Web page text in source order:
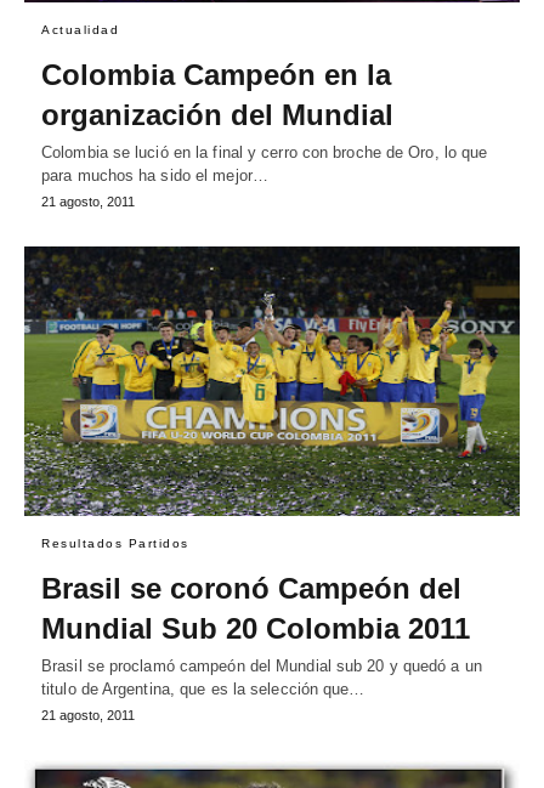
Actualidad
Colombia Campeón en la
organización del Mundial
Colombia se lució en la final y cerro con broche de Oro, lo que
para muchos ha sido el mejor…
21 agosto, 2011
Resultados Partidos
Brasil se coronó Campeón del
Mundial Sub 20 Colombia 2011
Brasil se proclamó campeón del Mundial sub 20 y quedó a un
titulo de Argentina, que es la selección que…
21 agosto, 2011